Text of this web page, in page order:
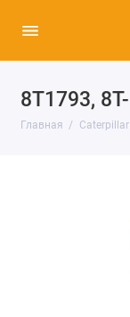
8T1793,
Главная Caterpillar